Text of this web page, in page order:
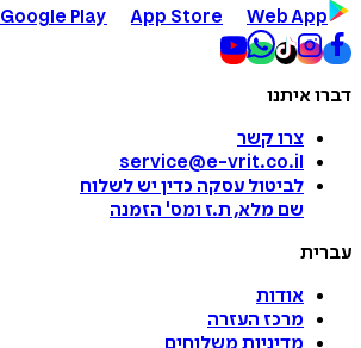
Google Play
App Store Web App
דברו איתנו
צרו קשר
service@e-vrit.co.il
לביטול עסקה כדין יש לשלוח
שם מלא, ת.ז ומס' הזמנה
עברית
אודות
מרכז העזרה